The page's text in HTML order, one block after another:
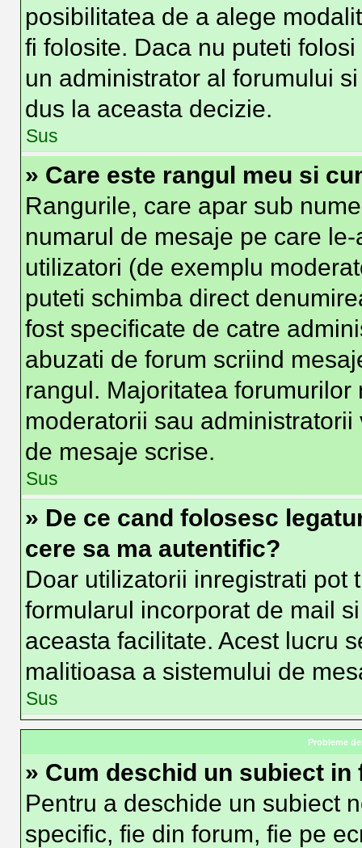
posibilitatea de a alege
fi folosite. Daca nu puteti
un administrator al forumului
dus la aceasta decizie.
Sus
» Care este rangul meu si
Rangurile, care apar sub
numarul de mesaje pe care
utilizatori (de exemplu
puteti schimba direct
fost specificate de catre
abuzati de forum scriind
rangul. Majoritatea
moderatorii sau
de mesaje scrise.
Sus
» De ce cand folosesc
cere sa ma autentific?
Doar utilizatorii inregistrati pot
formularul incorporat de mail
aceasta facilitate. Acest lucru
malitioasa a sistemului de
Sus
Probleme
» Cum deschid un subiect in
Pentru a deschide un subiect
specific, fie din forum, fie pe